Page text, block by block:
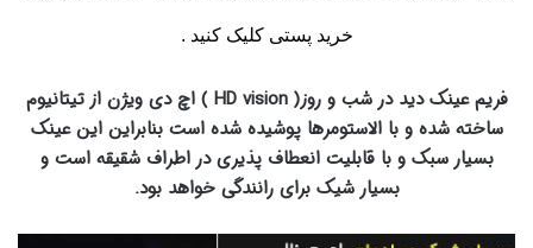
خرید پستی کلیک کنید .
فریم عینک دید در شب و روز( HD vision ) اچ دی ویژن از تیتانیوم
ساخته شده و با الاستومرها پوشیده شده است بنابراین این عینک
بسیار سبک و با قابلیت انعطاف پذیری در اطراف شقیقه است و
بسیار شیک برای رانندگی خواهد بود.